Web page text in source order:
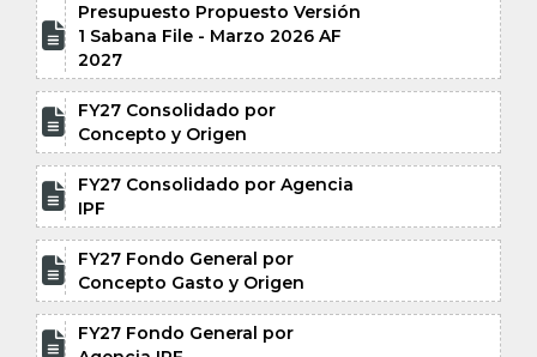

Presupuesto Propuesto Versión
1 Sabana File - Marzo 2026 AF
2027

FY27 Consolidado por
Concepto y Origen

FY27 Consolidado por Agencia
IPF

FY27 Fondo General por
Concepto Gasto y Origen

FY27 Fondo General por